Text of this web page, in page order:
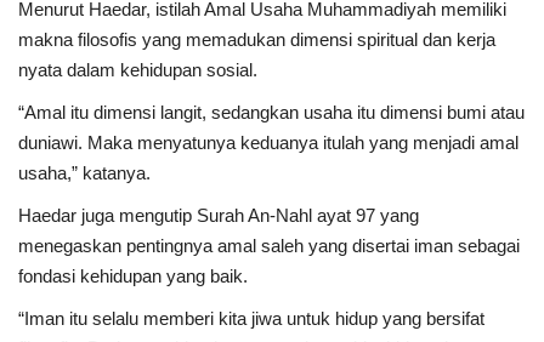
Menurut Haedar, istilah Amal Usaha Muhammadiyah memiliki
makna filosofis yang memadukan dimensi spiritual dan kerja
nyata dalam kehidupan sosial.
“Amal itu dimensi langit, sedangkan usaha itu dimensi bumi atau
duniawi. Maka menyatunya keduanya itulah yang menjadi amal
usaha,” katanya.
Haedar juga mengutip Surah An-Nahl ayat 97 yang
menegaskan pentingnya amal saleh yang disertai iman sebagai
fondasi kehidupan yang baik.
“Iman itu selalu memberi kita jiwa untuk hidup yang bersifat